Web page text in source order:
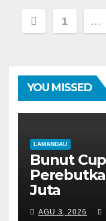
Paginasi
1 …
YOU MISSED
LAMANDAU
Bunut
Juta
AGU 3, 2026